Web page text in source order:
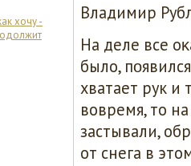
хочу -
Владимир
На деле все
было,
хватает рук и
вовремя, то
застывали,
от снега в